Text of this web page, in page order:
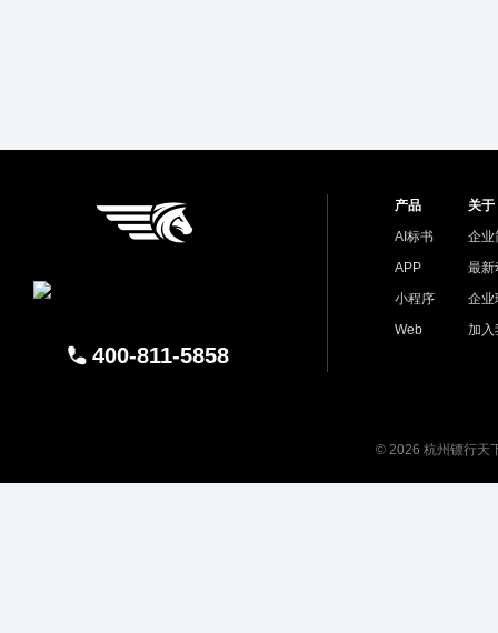
400-811-5858
产品
AI标书
APP
小程序
Web
关于
企业
最新
企业
加入
© 2026 杭州镖行天